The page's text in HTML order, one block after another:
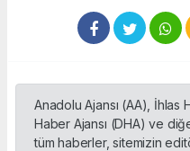
Anadolu Ajansı (AA), İhlas
Haber Ajansı (DHA) ve
tüm haberler, sitemizin